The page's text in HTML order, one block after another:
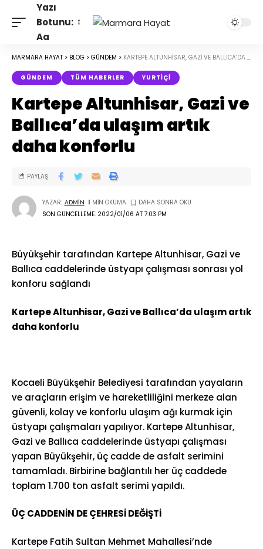
Yazı
Botunu:
Aa
MARMARA HAYAT > BLOG > GÜNDEM > KARTEPE ALTUNHISAR, GAZI VE BALLICA’DA ULAŞIM ARTIK DAHA KONFORLU
GÜNDEM TÜM HABERLER YURTIÇI
Kartepe Altunhisar, Gazi ve
Ballıca’da ulaşım artık
daha konforlu
SON GÜNCELLEME: 2022/01/06 AT 7:03 PM
YAZAR: ADMIN 1 MIN OKUMA
PAYLAŞ
Büyükşehir tarafından Kartepe Altunhisar, Gazi ve
Ballıca caddelerinde üstyapı çalışması sonrası yol
konforu sağlandı
Kartepe Altunhisar, Gazi ve Ballıca’da ulaşım artık
daha konforlu
Kocaeli Büyükşehir Belediyesi tarafından yayaların
ve araçların erişim ve hareketliliğini merkeze alan
güvenli, kolay ve konforlu ulaşım ağı kurmak için
üstyapı çalışmaları yapılıyor. Kartepe Altunhisar,
Gazi ve Ballıca caddelerinde üstyapı çalışması
yapan Büyükşehir, üç cadde de asfalt serimini
tamamladı. Birbirine bağlantılı her üç caddede
toplam 1.700 ton asfalt serimi yapıldı.
ÜÇ CADDENİN DE ÇEHRESİ DEĞİŞTİ
Kartepe Fatih Sultan Mehmet Mahallesi’nde